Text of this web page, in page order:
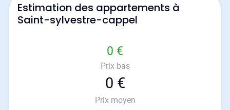
Estimation des appartements à
Saint-sylvestre-cappel
0 €
Prix bas
0 €
Prix moyen